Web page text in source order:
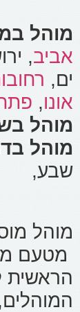
מוהל
אביב,
ים,
אונו,
מוהל
מוהל
שבע,
מוהל
מטעם
הראשית